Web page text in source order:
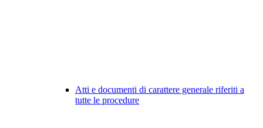
Atti e documenti di carattere generale riferiti a
tutte le procedure